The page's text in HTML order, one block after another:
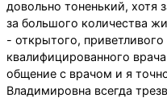
довольно тоненький, хотя
за большого количества
- открытого,
квалифицированного
общение с врачом и я
Владимировна всегда